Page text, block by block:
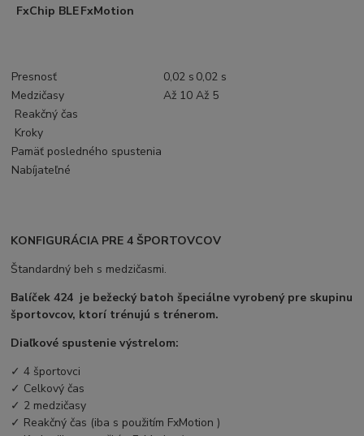
FxChip BLEFxMotion
Presnosť 0,02 s 0,02 s
Medzičasy
Až 10 Až 5
Reakčný čas
Kroky
Pamäť posledného spustenia
Nabíjateľné
KONFIGURÁCIA PRE 4 ŠPORTOVCOV
Štandardný beh s medzičasmi.
Balíček 424 je bežecký batoh špeciálne vyrobený pre skupinu
športovcov, ktorí trénujú s trénerom.
Diaľkové spustenie výstrelom:
✓ 4 športovci
✓ Celkový čas
✓ 2 medzičasy
✓ Reakčný čas (iba s použitím FxMotion )